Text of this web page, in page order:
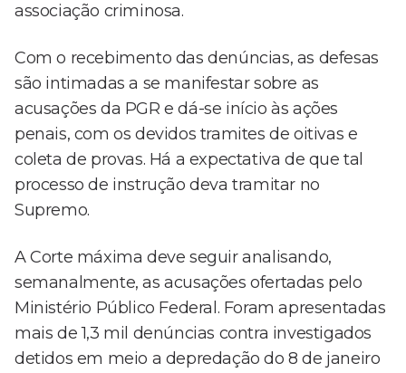
associação criminosa.
Com o recebimento das denúncias, as defesas
são intimadas a se manifestar sobre as
acusações da PGR e dá-se início às ações
penais, com os devidos tramites de oitivas e
coleta de provas. Há a expectativa de que tal
processo de instrução deva tramitar no
Supremo.
A Corte máxima deve seguir analisando,
semanalmente, as acusações ofertadas pelo
Ministério Público Federal. Foram apresentadas
mais de 1,3 mil denúncias contra investigados
detidos em meio a depredação do 8 de janeiro